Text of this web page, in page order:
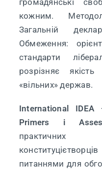
громадянські
кожним.
Загальній
Обмеження:
стандарти
розрізняє якість
«вільних» держав.
International
Primers і
практичних
питаннями для